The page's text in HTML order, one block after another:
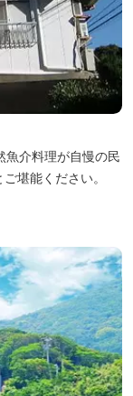
魚介料理が自慢の民
堪能ください。